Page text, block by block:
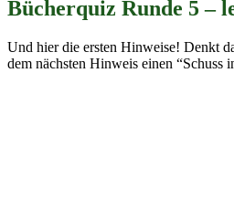
Bücherquiz Runde 5 –
Und hier die ersten Hinweise! Denkt
dem nächsten Hinweis einen “Schuss